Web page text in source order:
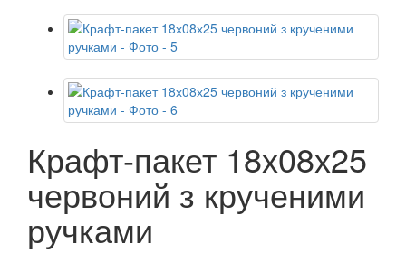
Крафт-пакет 18х08х25
червоний з крученими
ручками